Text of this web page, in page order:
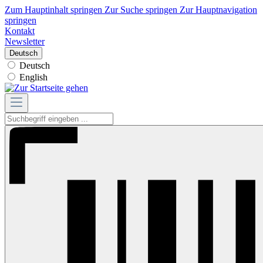
Zum Hauptinhalt springen Zur Suche springen Zur Hauptnavigation
springen
Kontakt
Newsletter
Deutsch
Deutsch
English